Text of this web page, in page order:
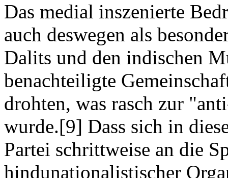
Das medial inszenierte
auch deswegen als
Dalits und den indischen
benachteiligte
drohten, was rasch zur
wurde.[9] Dass sich in
Partei schrittweise an die
hindunationalistischer